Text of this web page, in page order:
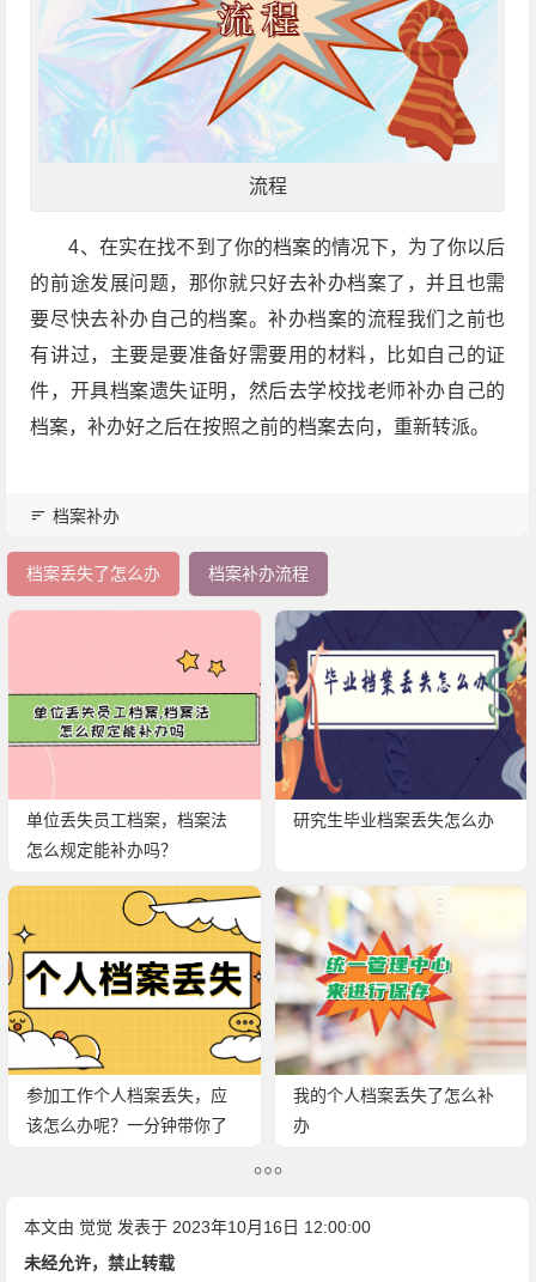
流程
4、在实在找不到了你的档案的情况下，为了你以后
的前途发展问题，那你就只好去补办档案了，并且也需
要尽快去补办自己的档案。补办档案的流程我们之前也
有讲过，主要是要准备好需要用的材料，比如自己的证
件，开具档案遗失证明，然后去学校找老师补办自己的
档案，补办好之后在按照之前的档案去向，重新转派。
档案补办
档案丢失了怎么办 档案补办流程
单位丢失员工档案，档案法
怎么规定能补办吗？
研究生毕业档案丢失怎么办
参加工作个人档案丢失，应
该怎么办呢？一分钟带你了
我的个人档案丢失了怎么补
办
本文由 觉觉 发表于 2023年10月16日 12:00:00
未经允许，禁止转载